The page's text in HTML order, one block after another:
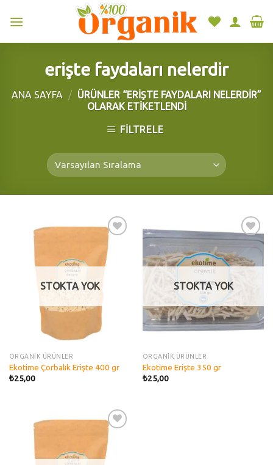
erişte faydaları nelerdir
ANA SAYFA / ÜRÜNLER “ERIŞTE FAYDALARI NELERDIR”
OLARAK ETIKETLENDI
FILTRELE
Add to
wishlist
STOKTA YOK
ORGANİK ÜRÜNLER
Ekotime Çorbalık Erişte 400 gr
₺25,00
wishlist
STOKTA YOK
ORGANİK ÜRÜNLER
Ekotime Erişte 350 gr
₺25,00
Add to
wishlist